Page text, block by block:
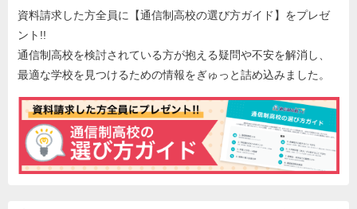
資料請求した方全員に【通信制高校の選び方ガイド】をプレゼ
ント!!
通信制高校を検討されている方が抱える疑問や不安を解消し、
最適な学校を見つけるための情報をぎゅっと詰め込みました。